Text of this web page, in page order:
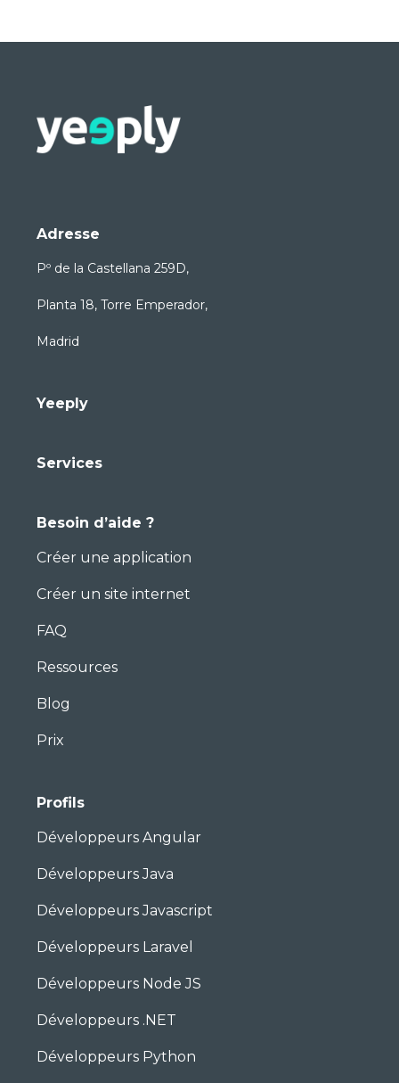
Adresse
Pº de la Castellana 259D,
Planta 18, Torre Emperador,
Madrid
Yeeply
Services
Besoin d’aide ?
Créer une application
Créer un site internet
FAQ
Ressources
Blog
Prix
Profils
Développeurs Angular
Développeurs Java
Développeurs Javascript
Développeurs Laravel
Développeurs Node JS
Développeurs .NET
Développeurs Python